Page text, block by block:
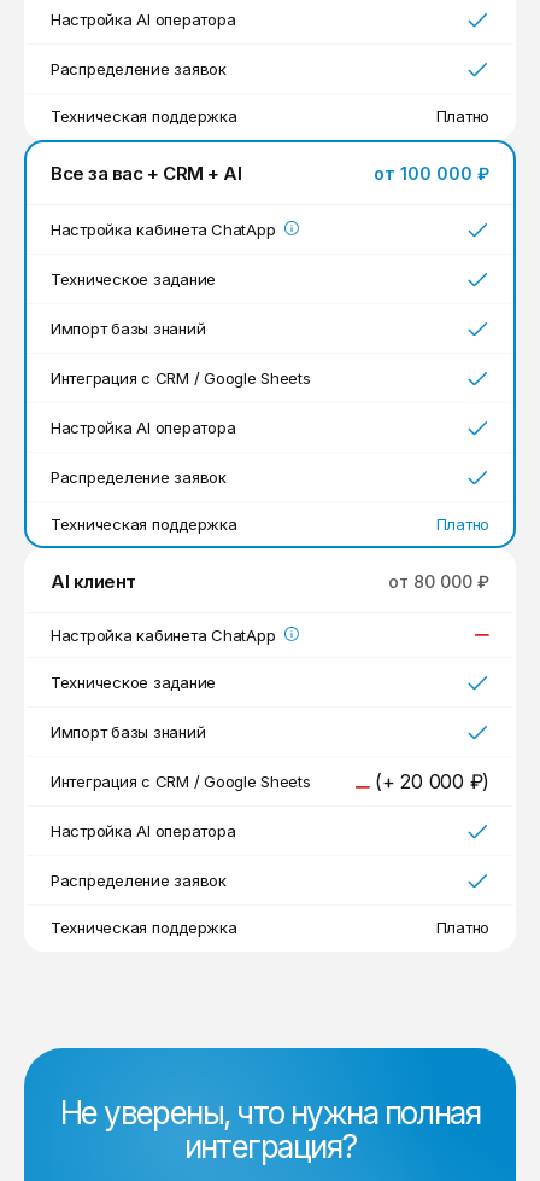
Настройка AI оператора
Распределение заявок
Техническая поддержка Платно
Все за вас + CRM + AI от 100 000 ₽
Настройка кабинета ChatApp
Техническое задание
Импорт базы знаний
Интеграция с CRM / Google Sheets
Настройка AI оператора
Распределение заявок
Техническая поддержка Платно
AI клиент от 80 000 ₽
Настройка кабинета ChatApp
Техническое задание
Импорт базы знаний
Интеграция с CRM / Google Sheets (+ 20 000 ₽)
Настройка AI оператора
Распределение заявок
Техническая поддержка Платно
Не уверены, что нужна полная
интеграция?